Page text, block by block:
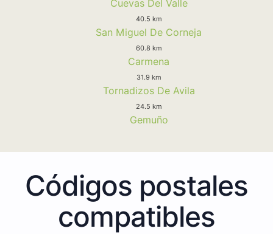
Cuevas Del Valle
40.5 km
San Miguel De Corneja
60.8 km
Carmena
31.9 km
Tornadizos De Avila
24.5 km
Gemuño
Códigos postales
compatibles